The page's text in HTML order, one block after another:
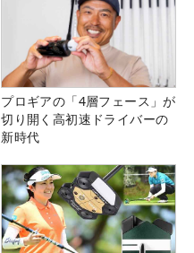
プロギアの「4層フェース」が
切り開く高初速ドライバーの
新時代